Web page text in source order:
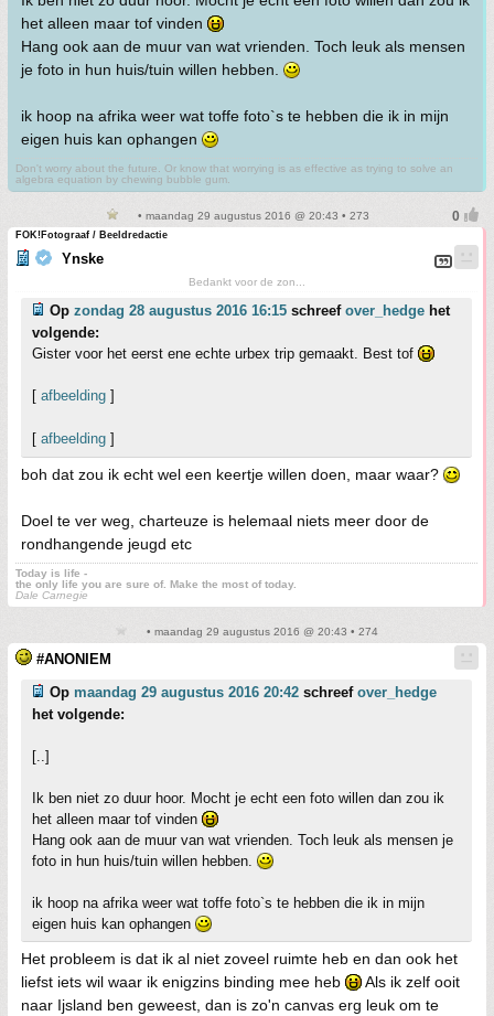
het alleen maar tof vinden
Hang ook aan de muur van wat vrienden. Toch leuk als mensen
je foto in hun huis/tuin willen hebben.
ik hoop na afrika weer wat toffe foto`s te hebben die ik in mijn
eigen huis kan ophangen
Don't worry about the future. Or know that worrying is as effective as trying to solve an
algebra equation by chewing bubble gum.
• maandag 29 augustus 2016 @ 20:43 • 273
FOK!Fotograaf / Beeldredactie
Ynske
Bedankt voor de zon...
Op zondag 28 augustus 2016 16:15 schreef over_hedge het
volgende:
Gister voor het eerst ene echte urbex trip gemaakt. Best tof
[ afbeelding ]
[ afbeelding ]
boh dat zou ik echt wel een keertje willen doen, maar waar?
Doel te ver weg, charteuze is helemaal niets meer door de
rondhangende jeugd etc
Today is life -
the only life you are sure of. Make the most of today.
Dale Carnegie
• maandag 29 augustus 2016 @ 20:43 • 274
#ANONIEM
Op maandag 29 augustus 2016 20:42 schreef over_hedge
het volgende:
[..]
Ik ben niet zo duur hoor. Mocht je echt een foto willen dan zou ik
het alleen maar tof vinden
Hang ook aan de muur van wat vrienden. Toch leuk als mensen je
foto in hun huis/tuin willen hebben.
ik hoop na afrika weer wat toffe foto`s te hebben die ik in mijn
eigen huis kan ophangen
Het probleem is dat ik al niet zoveel ruimte heb en dan ook het
liefst iets wil waar ik enigzins binding mee heb
Als ik zelf ooit
naar Ijsland ben geweest, dan is zo'n canvas erg leuk om te